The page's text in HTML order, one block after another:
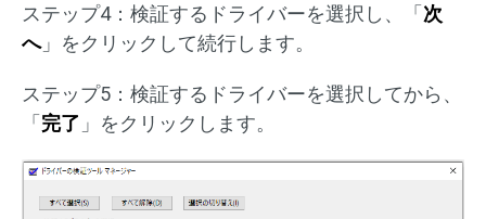
ステップ4：検証するドライバーを選択し、「次
へ」をクリックして続行します。
ステップ5：検証するドライバーを選択してから、
「完了 」をクリックします。